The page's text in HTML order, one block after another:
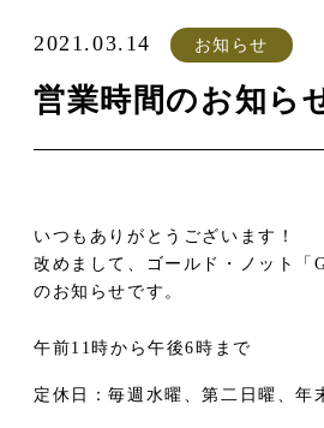
2021.03.14 お知らせ
営業時間のお知ら
いつもありがとうございます！
改めまして、ゴールド・ノット「
のお知らせです。
午前11時から午後6時まで
定休日：毎週水曜、第二日曜、年